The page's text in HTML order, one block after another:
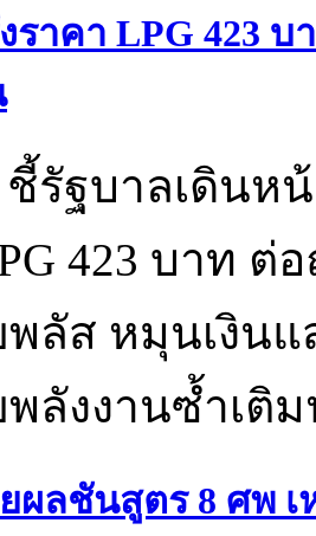
ราคา LPG 423
ชี้รัฐบาลเดินห
423 บาท ต่
ลัส หมุนเงิน
ลังงานซ้ำเติ
ผลชันสูตร 8 ศพ